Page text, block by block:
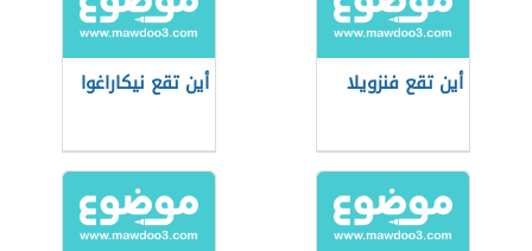
أين تقع فنزويلا أين تقع نيكاراغوا